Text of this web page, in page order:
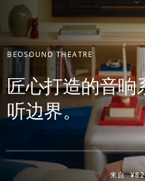
BEOSOUND THEATRE
匠心打造的音响
听边界。
来自